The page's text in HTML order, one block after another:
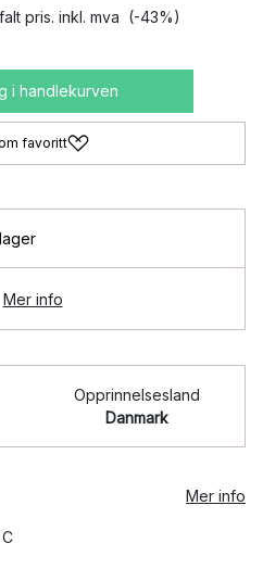
pris. inkl. mva (-43%)
i handlekurven
favoritt
Mer info
Opprinnelsesland
Danmark
Mer info